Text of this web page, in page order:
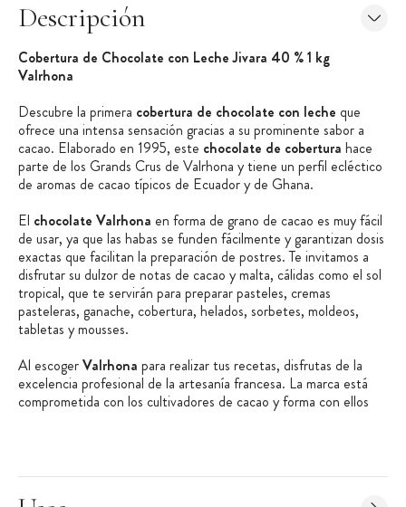
Descripción
Cobertura de Chocolate con Leche Jivara 40 % 1 kg
Valrhona
Descubre la primera cobertura de chocolate con leche que
ofrece una intensa sensación gracias a su prominente sabor a
cacao. Elaborado en 1995, este chocolate de cobertura hace
parte de los Grands Crus de Valrhona y tiene un perfil ecléctico
de aromas de cacao típicos de Ecuador y de Ghana.
El chocolate Valrhona en forma de grano de cacao es muy fácil
de usar, ya que las habas se funden fácilmente y garantizan dosis
exactas que facilitan la preparación de postres. Te invitamos a
disfrutar su dulzor de notas de cacao y malta, cálidas como el sol
tropical, que te servirán para preparar pasteles, cremas
pasteleras, ganache, cobertura, helados, sorbetes, moldeos,
tabletas y mousses.
Al escogerValrhona para realizar tus recetas, disfrutas de la
excelencia profesional de la artesanía francesa. La marca está
comprometida con los cultivadores de cacao y forma con ellos
sector cacaotero más justo y sostenible, pues posee un modelo